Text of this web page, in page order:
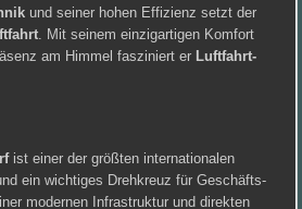
und seiner hohen Effizienz setzt der
. Mit seinem einzigartigen Komfort
am Himmel fasziniert er Luftfahrt-
ist einer der größten internationalen
ein wichtiges Drehkreuz für Geschäfts-
modernen Infrastruktur und direkten